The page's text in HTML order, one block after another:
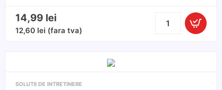
14,99 lei
12,60 lei (fara tva)
Cantitate
Solutie
SOLUTII DE INTRETINERE